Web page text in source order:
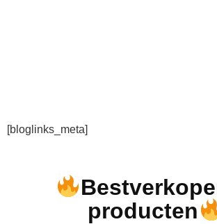
[bloglinks_meta]
producten